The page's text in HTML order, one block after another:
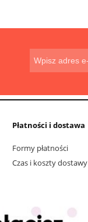
Płatności i dostawa
Formy płatności
Czas i koszty dostawy